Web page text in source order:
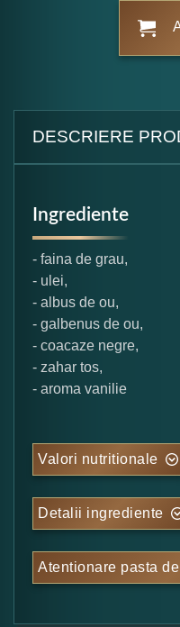
DESCRIERE
Ingrediente
- faina de grau,
- ulei,
- albus de ou,
- galbenus de ou,
- coacaze negre,
- zahar tos,
- aroma vanilie
Valori nutritionale
Detalii ingrediente
Atentionare pasta